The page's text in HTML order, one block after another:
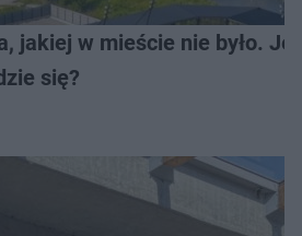
jakiej w mieście nie było.
się?